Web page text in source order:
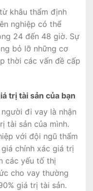
khâu thẩm định
nghiệp có thể
24 đến 48 giờ. Sự
bỏ lỡ những cơ
thời các vấn đề cấp
trị tài sản của bạn
đi vay là nhận
tài sản của mình.
với đội ngũ thẩm
chính xác giá trị
các yếu tố thị
cho vay thường
giá trị tài sản.